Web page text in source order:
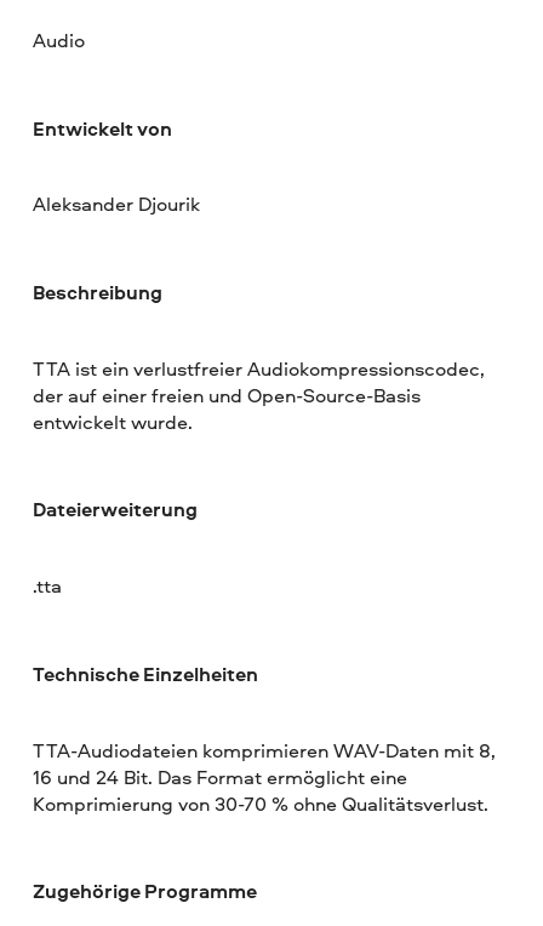
Audio
Entwickelt von
Aleksander Djourik
Beschreibung
TTA ist ein verlustfreier Audiokompressionscodec,
der auf einer freien und Open-Source-Basis
entwickelt wurde.
Dateierweiterung
.tta
Technische Einzelheiten
TTA-Audiodateien komprimieren WAV-Daten mit 8,
16 und 24 Bit. Das Format ermöglicht eine
Komprimierung von 30-70 % ohne Qualitätsverlust.
Zugehörige Programme